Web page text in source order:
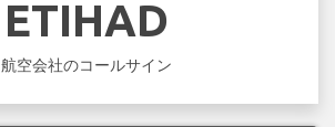
ETIHAD
航空会社のコールサイン